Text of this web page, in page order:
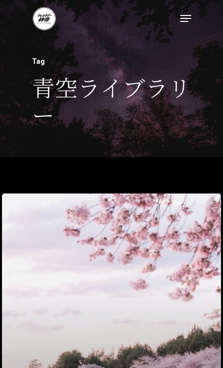
Tag
青空ライブラリ
ー
トップページ
ハイパー縁側とは
ハイパー縁側@中津
ハイパー縁側@天満
ハイパー縁側@淀屋